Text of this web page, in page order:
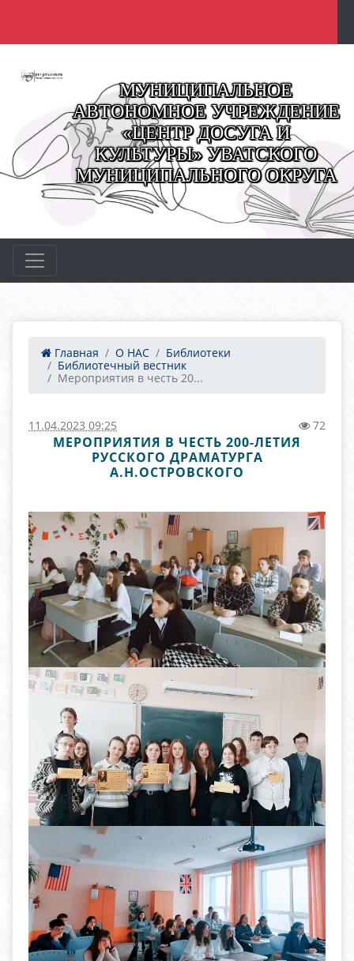
МУНИЦИПАЛЬНОЕ
АВТОНОМНОЕ УЧРЕЖДЕНИЕ
«ЦЕНТР ДОСУГА И
КУЛЬТУРЫ» УВАТСКОГО
МУНИЦИПАЛЬНОГО ОКРУГА
Главная О НАС
Библиотеки
Библиотечный вестник
Мероприятия в честь 20...
11.04.2023 09:25 72
МЕРОПРИЯТИЯ В ЧЕСТЬ 200-ЛЕТИЯ
РУССКОГО ДРАМАТУРГА
А.Н.ОСТРОВСКОГО